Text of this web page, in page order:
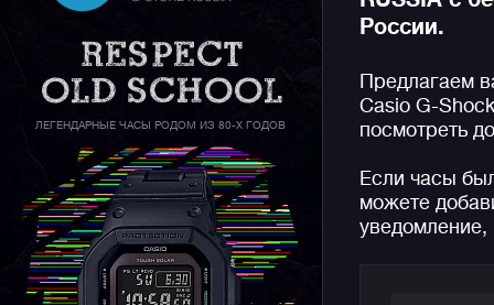
ЛЕГЕНДАРНЫЕ ЧАСЫ РОДОМ ИЗ 80-Х ГОДОВ
России.
Предлагаем
Casio G-
посмотреть
Если часы
можете
уведомление,